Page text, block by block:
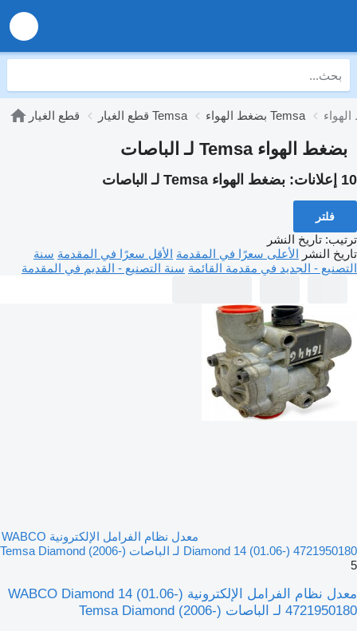
قطع الغيار قطع الغيار Temsa بضغط الهواء Temsa
بضغط الهواء Temsa لـ الباصات
10 إعلانات: بضغط الهواء Temsa لـ الباصات
فلتر
ترتيب: تاريخ النشر
تاريخ النشر الأعلى سعرًا في المقدمة الأقل سعرًا في المقدمة سنة
التصنيع - الجديد في مقدمة القائمة سنة التصنيع - القديم في المقدمة
معدل نظام الفرامل الإلكترونية WABCO
Diamond 14 (01.06-) 4721950180 لـ الباصات Temsa Diamond (2006-)
5
معدل نظام الفرامل الإلكترونية WABCO Diamond 14 (01.06-)
4721950180 لـ الباصات Temsa Diamond (2006-)